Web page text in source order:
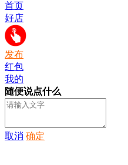
首页
好店
发布
红包
我的
随便说点什么
取消 确定